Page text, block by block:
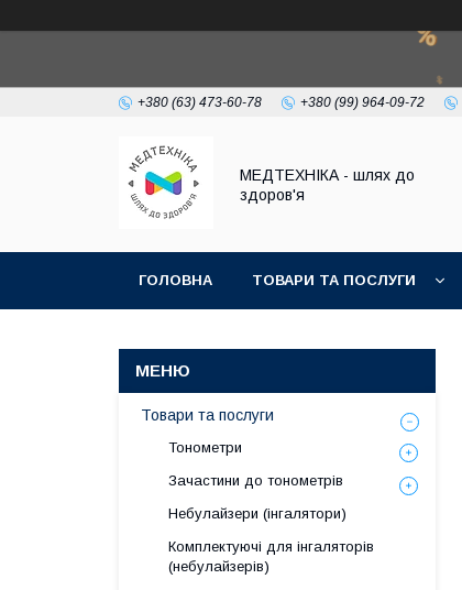
+380 (63) 473-60-78 +380 (99) 964-09-72
МЕДТЕХНІКА - шлях до
здоров'я
ГОЛОВНА ТОВАРИ ТА ПОСЛУГИ
Товари та послуги
Тонометри
Зачастини до тонометрів
Небулайзери (інгалятори)
Комплектуючі для інгаляторів
(небулайзерів)